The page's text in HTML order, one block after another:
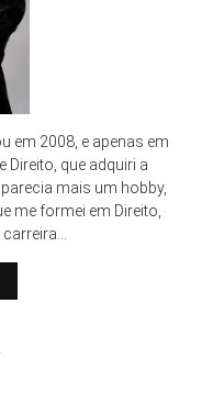
em 2008, e apenas em
Direito, que adquiri a
mais um hobby,
me formei em Direito,